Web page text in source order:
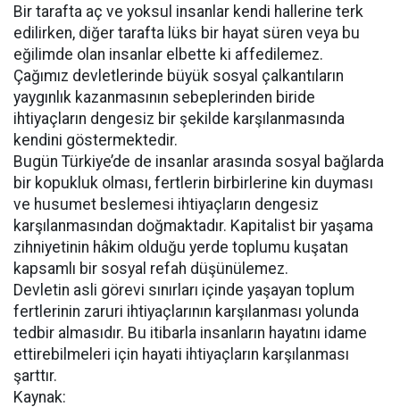
Bir tarafta aç ve yoksul insanlar kendi hallerine terk
edilirken, diğer tarafta lüks bir hayat süren veya bu
eğilimde olan insanlar elbette ki affedilemez.
Çağımız devletlerinde büyük sosyal çalkantıların
yaygınlık kazanmasının sebeplerinden biride
ihtiyaçların dengesiz bir şekilde karşılanmasında
kendini göstermektedir.
Bugün Türkiye’de de insanlar arasında sosyal bağlarda
bir kopukluk olması, fertlerin birbirlerine kin duyması
ve husumet beslemesi ihtiyaçların dengesiz
karşılanmasından doğmaktadır. Kapitalist bir yaşama
zihniyetinin hâkim olduğu yerde toplumu kuşatan
kapsamlı bir sosyal refah düşünülemez.
Devletin asli görevi sınırları içinde yaşayan toplum
fertlerinin zaruri ihtiyaçlarının karşılanması yolunda
tedbir almasıdır. Bu itibarla insanların hayatını idame
ettirebilmeleri için hayati ihtiyaçların karşılanması
şarttır.
Kaynak: